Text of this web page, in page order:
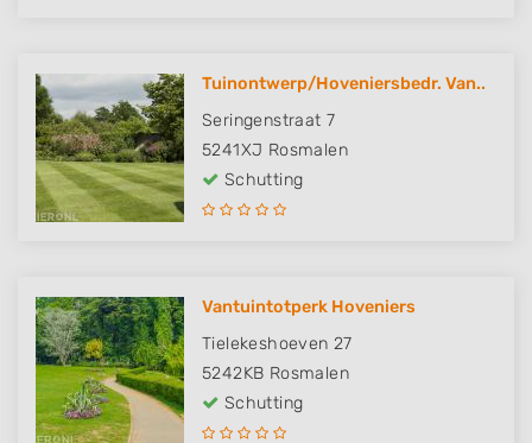
Tuinontwerp/Hoveniersbedr. Van..
Seringenstraat 7
5241XJ Rosmalen
Schutting
Vantuintotperk Hoveniers
Tielekeshoeven 27
5242KB Rosmalen
Schutting